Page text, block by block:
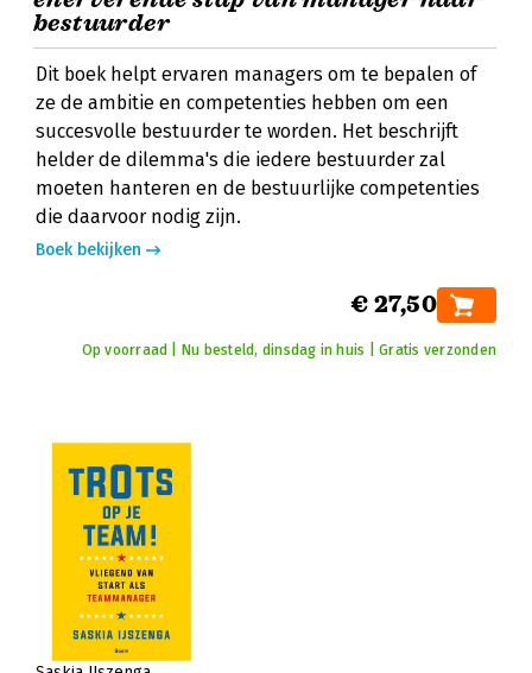
bestuurder
Dit boek helpt ervaren managers om te bepalen of
ze de ambitie en competenties hebben om een
succesvolle bestuurder te worden. Het beschrijft
helder de dilemma's die iedere bestuurder zal
moeten hanteren en de bestuurlijke competenties
die daarvoor nodig zijn.
Boek bekijken
€ 27,50
Op voorraad | Nu besteld, dinsdag in huis | Gratis verzonden